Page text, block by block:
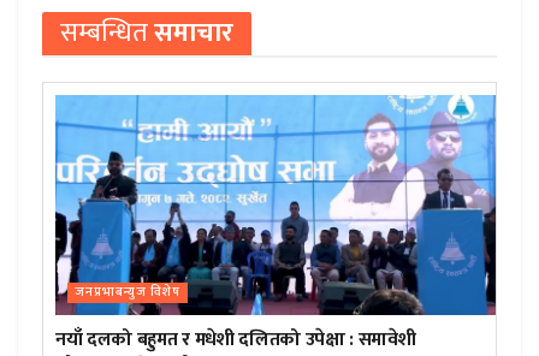
सम्बन्धितसमाचार
जनप्रभाबन्युज विशेष
नयाँ दलको बहुमत र मधेशी दलितको उपेक्षा : समावेशी